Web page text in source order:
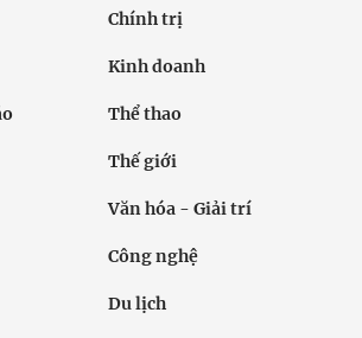
Chính trị
Kinh doanh
Thể thao
Thế giới
Văn hóa - Giải trí
Công nghệ
Du lịch